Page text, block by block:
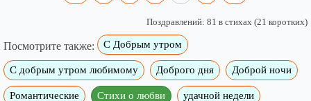
Поздравлений: 81 в стихах (21 коротких)
Посмотрите также: С Добрым утром
C добрым утром любимому Доброго дня Доброй ночи
Романтические Стихи о любви удачной недели